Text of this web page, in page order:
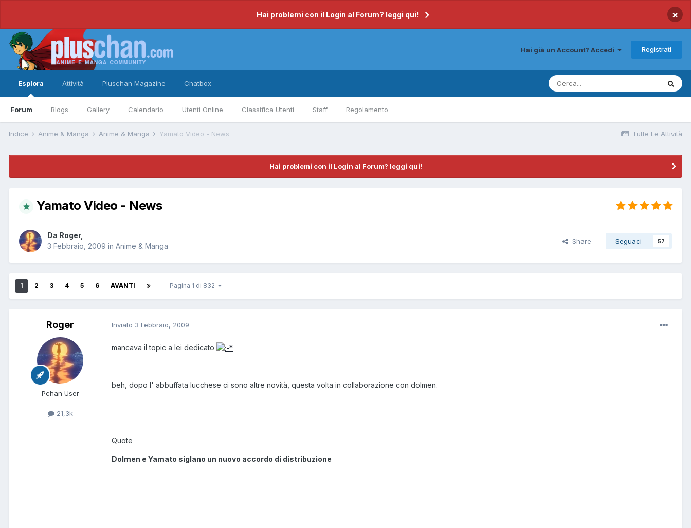
Hai problemi con il Login al Forum? leggi qui! ×
Hai già un Account? Accedi Registrati
Esplora
Forum Blogs Gallery Calendario Utenti Online Classifica Utenti Staff Regolamento
Attività Pluschan Magazine Chatbox
Tutte Le Attività
Indice Anime & Manga Anime & Manga Yamato Video - News
Hai problemi con il Login al Forum? leggi qui!
Yamato Video - News
Da Roger,
3 Febbraio, 2009 in Anime & Manga
Share Seguaci 57
1 2 3 4 5 6 AVANTI Pagina 1 di 832
Roger
Pchan User
21,3k
Inviato 3 Febbraio, 2009
mancava il topic a lei dedicato
beh, dopo l' abbuffata lucchese ci sono altre novità, questa volta in collaborazione con dolmen.
Quote
Dolmen e Yamato siglano un nuovo accordo di distribuzione